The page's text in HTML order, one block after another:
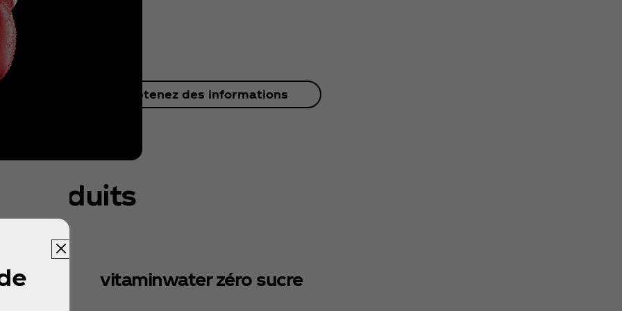
obtenez des informations
a l'air
produits
vitaminwater zéro sucre